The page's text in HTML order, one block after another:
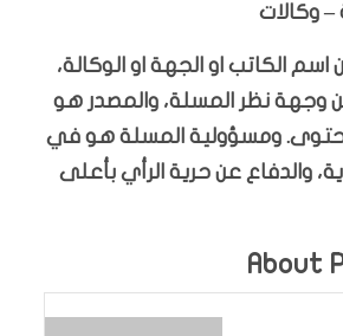
– وكالات
الكاتب او الجهة او الوكالة،
عن وجهة نظر المسلة، والمصدر هو
ومسؤولية المسلة هو في
والدفاع عن حرية الرأي بأعلى
About